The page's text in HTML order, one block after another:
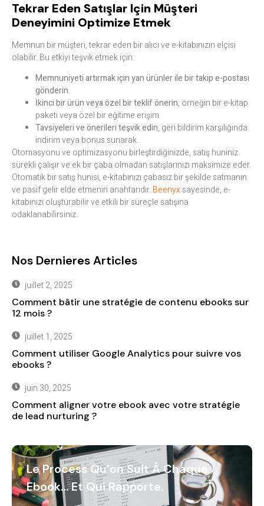
Tekrar Eden Satışlar Için Müşteri
Deneyimini Optimize Etmek
Memnun bir müşteri, tekrar eden bir alıcı ve e-kitabınızın elçisi
olabilir. Bu etkiyi teşvik etmek için:
Memnuniyeti artırmak için yan ürünler ile bir takip e-postası
gönderin.
İkinci bir ürün veya özel bir teklif önerin, örneğin bir e-kitap
paketi veya özel bir eğitime erişim.
Tavsiyeleri ve önerileri teşvik edin, geri bildirim karşılığında
indirim veya bonus sunarak.
Otomasyonu ve optimizasyonu birleştirdiğinizde, satış huniniz
sürekli çalışır ve ek bir çaba olmadan satışlarınızı maksimize eder.
Otomatik bir satış hunisi, e-kitabınızı çabasız bir şekilde satmanın
ve pasif gelir elde etmenin anahtarıdır. Beenyxsayesinde, e-
kitabınızı oluşturabilir ve etkili bir süreçle satışına
odaklanabilirsiniz.
Nos Dernieres Articles
juillet 2, 2025
Comment bâtir une stratégie de contenu ebooks sur
12 mois ?
juillet 1, 2025
Comment utiliser Google Analytics pour suivre vos
ebooks ?
juin 30, 2025
Comment aligner votre ebook avec votre stratégie
de lead nurturing ?
Le Process Qu’on Suit À Chaque
Ebook… Et Qui Rapporte.